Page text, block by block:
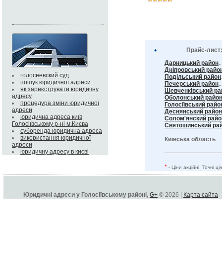
голосеевский суд
пошук юридичної адреси
як зареєструвати юридичну
адресу
процедура зміни юридичної
адреси
юридична адреса київ
Голосіївському р-ні м.Києва
суборенда юридична адреса
використання юридичної
адреси
юридичну адресу в києві
Прайс-лист:
Дарницький район
Дніпровський
Подільський район
Печерський район
Шевченківський
Оболонський район
Голосіївський
Деснянський район
Солом'янский
Святошинський
Київська область
* - Ціни акційні. Точні
Юридичні адреси у Голосіївському районі, G+ © 2026 | Карта сайта